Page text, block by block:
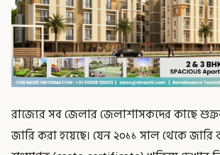
রাজ্যের সব জেলার জেলাশাসকদের কাছে
জারি করা হয়েছে। যেন ২০১১ সাল থেকে